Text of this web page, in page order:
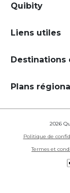
Quibity
Liens utiles
Destinations
Plans
2026
Politique de
Termes et